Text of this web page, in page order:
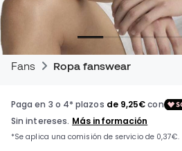
Fans Ropa fanswear